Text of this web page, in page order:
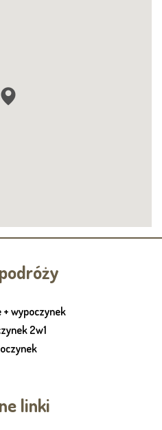
+ wypoczynek
2w1
linki